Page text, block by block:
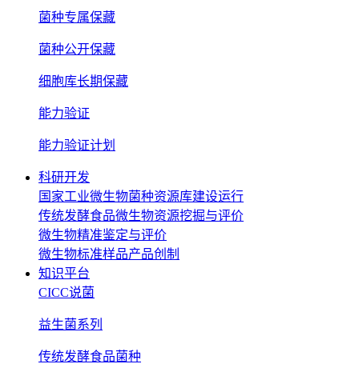
菌种专属保藏
菌种公开保藏
细胞库长期保藏
能力验证
能力验证计划
科研开发
国家工业微生物菌种资源库建设运行
传统发酵食品微生物资源挖掘与评价
微生物精准鉴定与评价
微生物标准样品产品创制
知识平台
CICC说菌
益生菌系列
传统发酵食品菌种